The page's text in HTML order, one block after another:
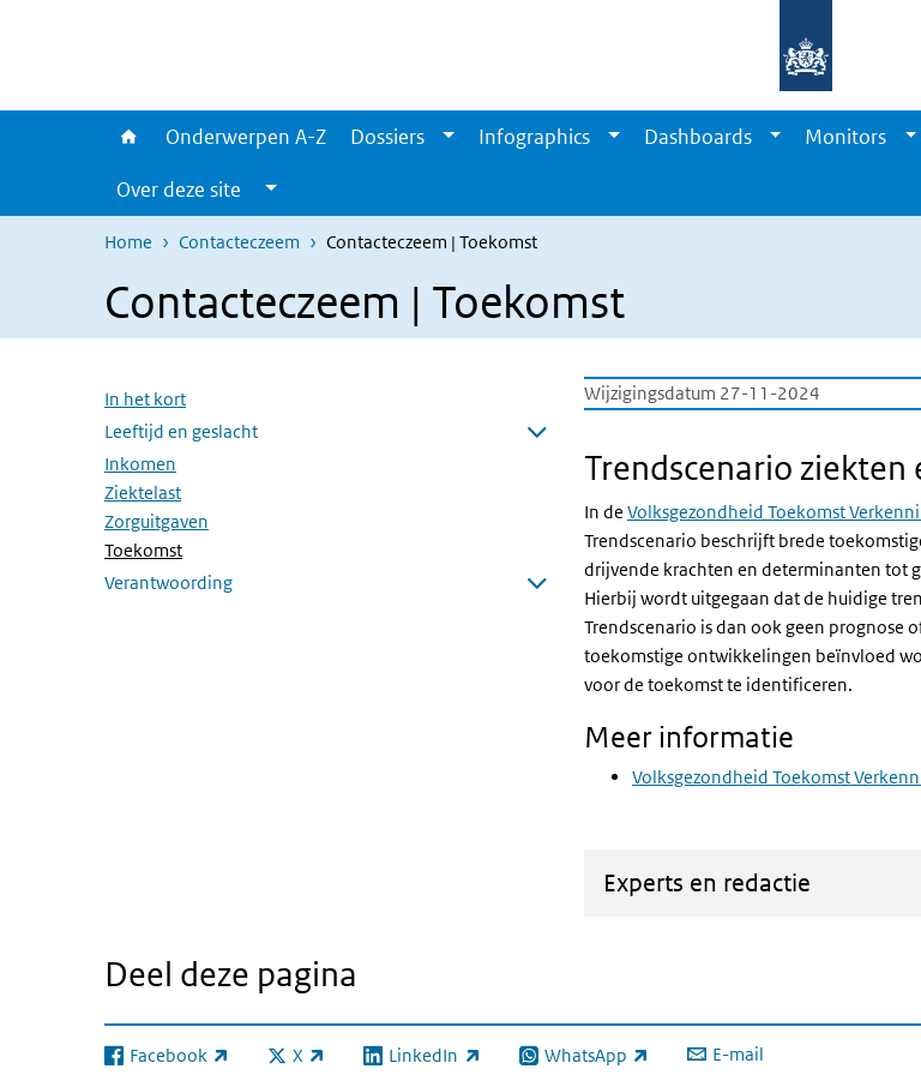
Onderwerpen A-Z Dossiers Infographics Dashboards
Monitors
Over deze site
Home Contacteczeem Contacteczeem | Toekomst
Contacteczeem | Toekomst
Overslaan menu
In het kort
Leeftijd en geslacht
Submenu openen
Inkomen
Ziektelast
Zorguitgaven
Toekomst(Actieve pagina)
Verantwoording
Wijzigingsdatum 27-11-2024
Trendscenario ziekten
In de Volksgezondheid Toekomst
Trendscenario beschrijft brede
drijvende krachten en determinanten tot
Hierbij wordt uitgegaan dat de huidige
Trendscenario is dan ook geen prognose
toekomstige ontwikkelingen beïnvloed
voor de toekomst te identificeren.
Meer informatie
Volksgezondheid Toekomst
Experts en redactie
Deel deze pagina
Facebook
(externe link) X
(externe link) LinkedIn
(externe link) WhatsApp
(externe link) E-mail